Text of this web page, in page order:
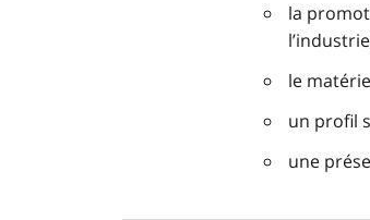
la
le
un profil
une